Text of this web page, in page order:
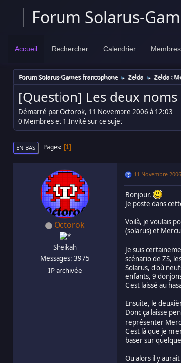
Forum Solarus-
Accueil Rechercher Calendrier Membres
Forum Solarus-Games francophone ► Zelda ► Zelda :
[Question] Les deux
Démarré par Octorok, 11 Novembre 2006 à 12:03
0 Membres et 1 Invité sur ce sujet
EN BAS Pages 1
Octorok
Sheikah
Messages: 3975
IP archivée
11 Novembre
Bonjour.
Je poste dans
Voilà, je voulais
(solarus) et
Je suis
scénario de ZS,
Solarus, d'où
enfants, 9
C'est laissé au
Ensuite, le
Donc ça laisse
représenter
C'est là que je
baser sur
Ou alors il y